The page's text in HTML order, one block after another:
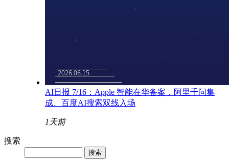
AI日报 7/16：Apple 智能在华备案，阿里千问集
成、百度AI搜索双线入场
1天前
搜索